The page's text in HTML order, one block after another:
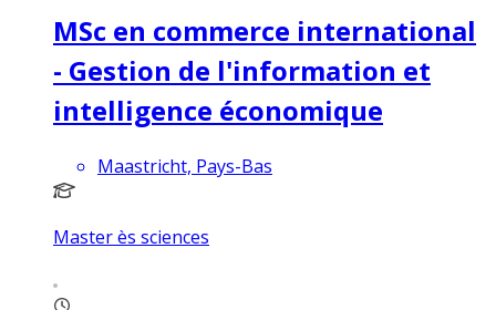
MSc en commerce international
- Gestion de l'information et
intelligence économique
Maastricht, Pays-Bas
Master ès sciences